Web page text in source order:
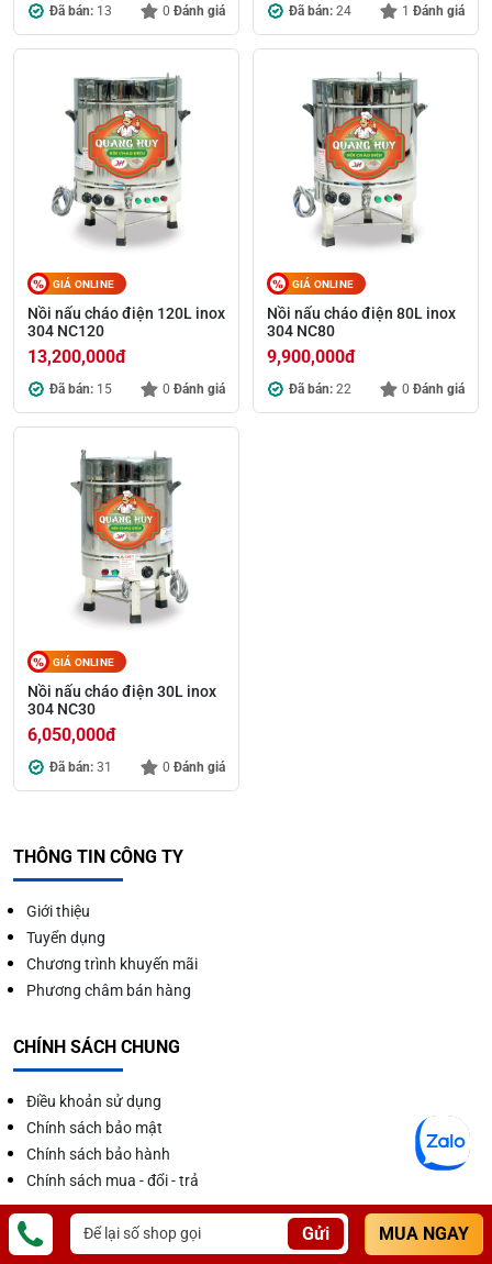
Đã bán: 13 0 Đánh giá Đã bán: 24 1 Đánh giá
GIÁ ONLINE
Nồi nấu cháo điện 120L inox
304 NC120
13,200,000đ
Đã bán: 15 0 Đánh giá
GIÁ ONLINE
Nồi nấu cháo điện 80L inox
304 NC80
9,900,000đ
Đã bán: 22 0 Đánh giá
GIÁ ONLINE
Nồi nấu cháo điện 30L inox
304 NC30
6,050,000đ
Đã bán: 31 0 Đánh giá
THÔNG TIN CÔNG TY
Giới thiệu
Tuyển dụng
Chương trình khuyến mãi
Phương châm bán hàng
CHÍNH SÁCH CHUNG
Điều khoản sử dụng
Chính sách bảo mật
Chính sách bảo hành
Chính sách mua - đổi - trả
CHỨNG NHẬN Gửi MUA NGAY